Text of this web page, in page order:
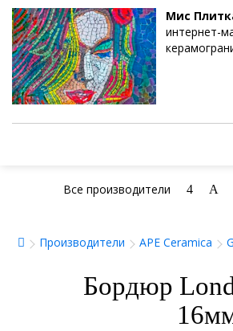
Мис
интернет-
Все производители 4 A
Производители APE Ceramica
Бордюр